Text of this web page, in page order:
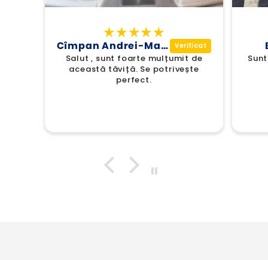
Cîmpan Andrei-Marcel
Salut , sunt foarte mulțumit de
această tăviță. Se potrivește
perfect.